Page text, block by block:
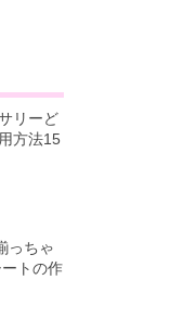
リーど
方法15
っちゃ
トの作